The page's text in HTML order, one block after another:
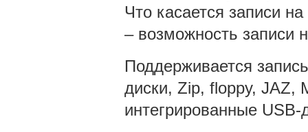
Что касается записи
– возможность записи
Поддерживается
диски, Zip, floppy, JAZ,
интегрированные